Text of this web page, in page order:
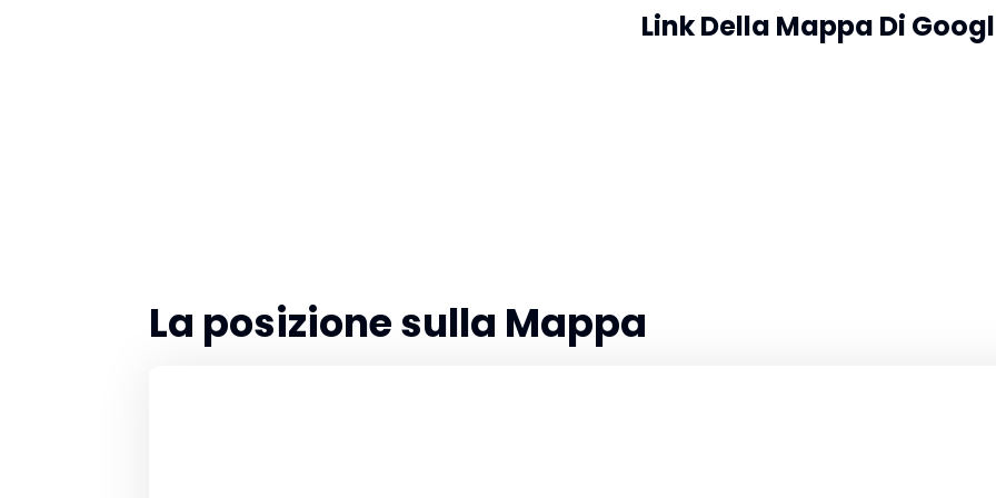
Link Della Mappa Di
La posizione sulla Mappa